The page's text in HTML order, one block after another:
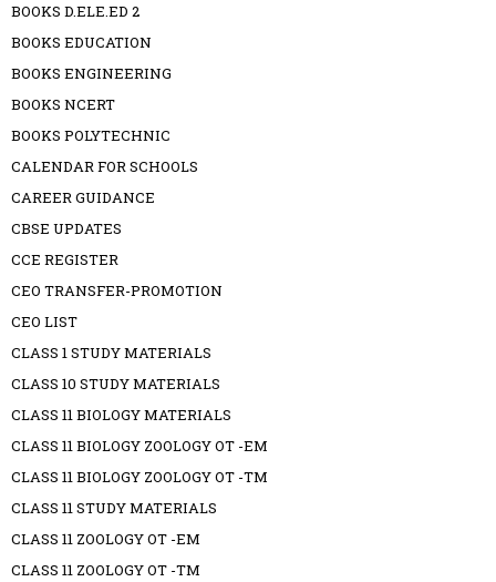
BOOKS D.ELE.ED 2
BOOKS EDUCATION
BOOKS ENGINEERING
BOOKS NCERT
BOOKS POLYTECHNIC
CALENDAR FOR SCHOOLS
CAREER GUIDANCE
CBSE UPDATES
CCE REGISTER
CEO TRANSFER-PROMOTION
CEO LIST
CLASS 1 STUDY MATERIALS
CLASS 10 STUDY MATERIALS
CLASS 11 BIOLOGY MATERIALS
CLASS 11 BIOLOGY ZOOLOGY OT -EM
CLASS 11 BIOLOGY ZOOLOGY OT -TM
CLASS 11 STUDY MATERIALS
CLASS 11 ZOOLOGY OT -EM
CLASS 11 ZOOLOGY OT -TM